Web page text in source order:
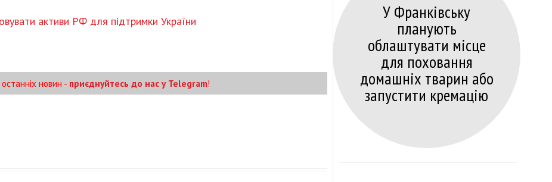
активи РФ для підтримки України
новин - приєднуйтесь до нас у Telegram!
У Франківську
планують
облаштувати місце
для поховання
домашніх тварин або
запустити кремацію